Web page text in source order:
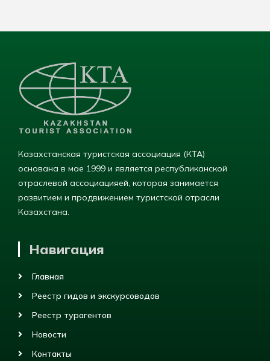
Казахстанская туристская ассоциация (КТА)
основана в мае 1999 и является республиканской
отраслевой ассоциацияей, которая занимается
развитием и продвижением туристской отрасли
Казахстана.
Навигация
Главная
Реестр гидов и экскурсоводов
Реестр турагентов
Новости
Контакты